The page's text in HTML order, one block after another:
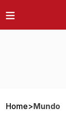
Home>Mundo